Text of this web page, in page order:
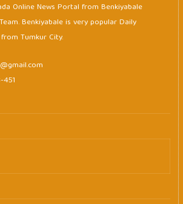
Online News Portal from Benkiyabale
Benkiyabale is very popular Daily
Tumkur City.